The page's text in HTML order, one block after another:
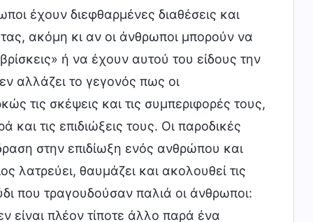
έχουν διεφθαρμένες διαθέσεις και
ακόμη κι αν οι άνθρωποι μπορούν να
ή να έχουν αυτού του είδους την
αλλάζει το γεγονός πως οι
τις σκέψεις και τις συμπεριφορές τους,
τις επιδιώξεις τους. Οι παροδικές
στην επιδίωξη ενός ανθρώπου και
θαυμάζει και ακολουθεί τις
που τραγουδούσαν παλιά οι άνθρωποι:
πλέον τίποτε άλλο παρά ένα